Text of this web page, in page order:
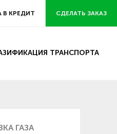
В КРЕДИТ СДЕЛАТЬ ЗАКАЗ
ТРАНСПОРТА
ГАЗА